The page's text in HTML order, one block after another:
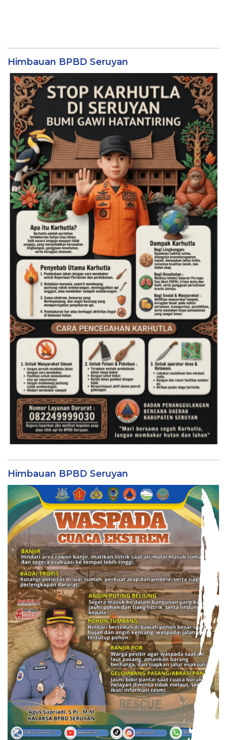
Himbauan BPBD Seruyan
Himbauan BPBD Seruyan